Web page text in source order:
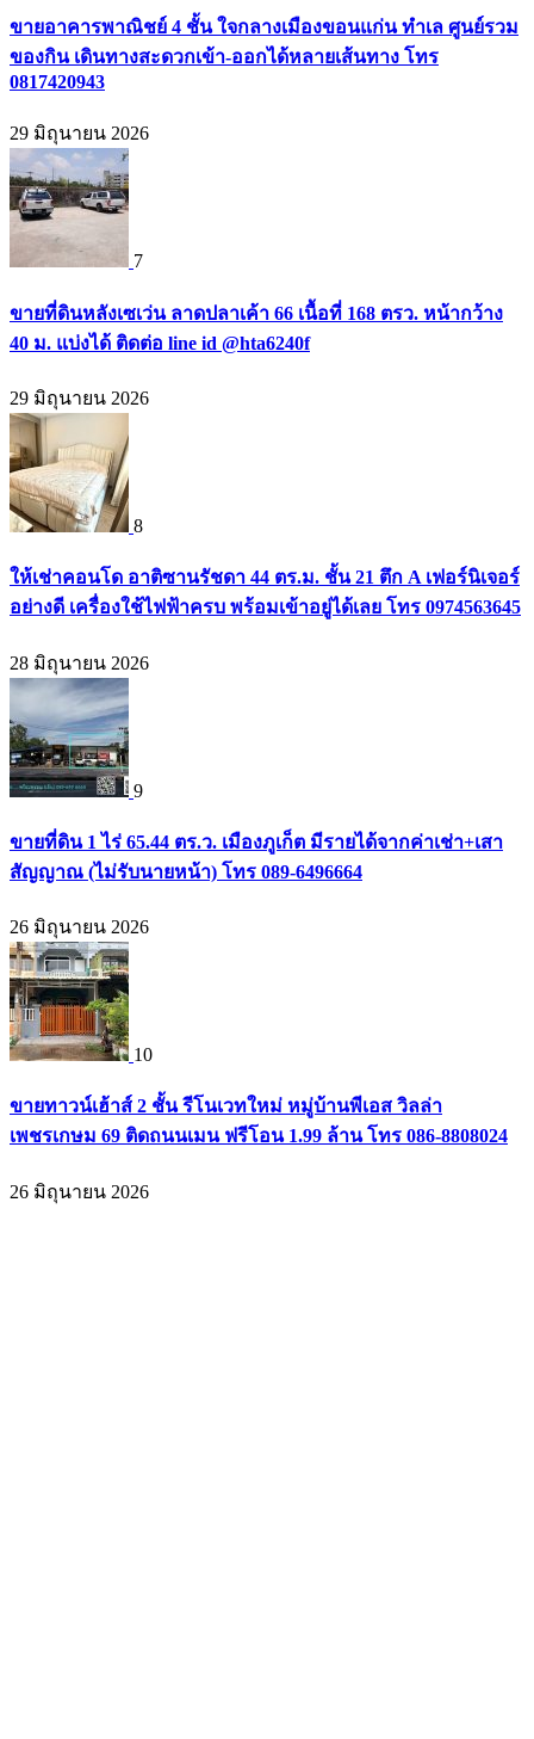
ขายอาคารพาณิชย์ 4 ชั้น ใจกลางเมืองขอนแก่น ทำเล ศูนย์รวม
ของกิน เดินทางสะดวกเข้า-ออกได้หลายเส้นทาง โทร
0817420943
29 มิถุนายน 2026
7
ขายที่ดินหลังเซเว่น ลาดปลาเค้า 66 เนื้อที่ 168 ตรว. หน้ากว้าง
40 ม. แบ่งได้ ติดต่อ line id @hta6240f
29 มิถุนายน 2026
8
ให้เช่าคอนโด อาติซานรัชดา 44 ตร.ม. ชั้น 21 ตึก A เฟอร์นิเจอร์
อย่างดี เครื่องใช้ไฟฟ้าครบ พร้อมเข้าอยู่ได้เลย โทร 0974563645
28 มิถุนายน 2026
9
ขายที่ดิน 1 ไร่ 65.44 ตร.ว. เมืองภูเก็ต มีรายได้จากค่าเช่า+เสา
สัญญาณ (ไม่รับนายหน้า) โทร 089-6496664
26 มิถุนายน 2026
10
ขายทาวน์เฮ้าส์ 2 ชั้น รีโนเวทใหม่ หมู่บ้านพีเอส วิลล่า
เพชรเกษม 69 ติดถนนเมน ฟรีโอน 1.99 ล้าน โทร 086-8808024
26 มิถุนายน 2026